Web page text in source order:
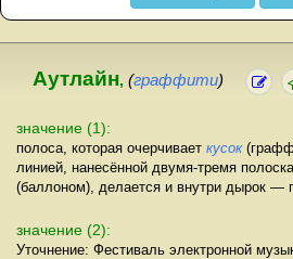
Аутлайн, (граффити)
значение (1):
полоса, которая очерчивает кусок
линией, нанесённой двумя-тремя
(баллоном), делается и внутри дырок —
значение (2):
Уточнение: Фестиваль электронной